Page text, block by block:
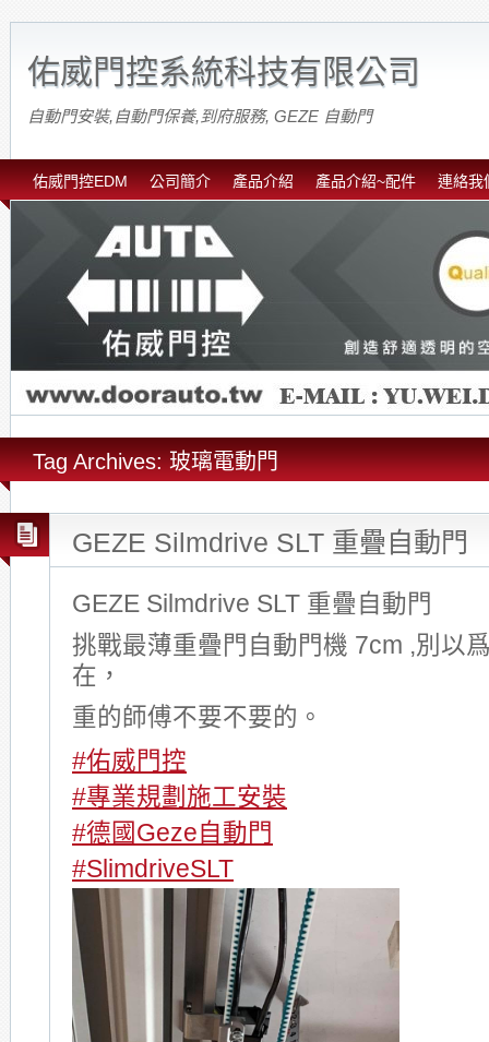
佑威門控系統科技有限公司
自動門安裝,自動門保養,到府服務, GEZE 自動門
佑威門控EDM 公司簡介 產品介紹 產品介紹~配件 連絡我
Tag Archives: 玻璃電動門
GEZE Silmdrive SLT 重疊自動門
GEZE Silmdrive SLT 重疊自動門
挑戰最薄重疊門自動門機 7cm ,別以
在，
重的師傅不要不要的。
#佑威門控
#專業規劃施工安裝
#德國Geze自動門
#SlimdriveSLT